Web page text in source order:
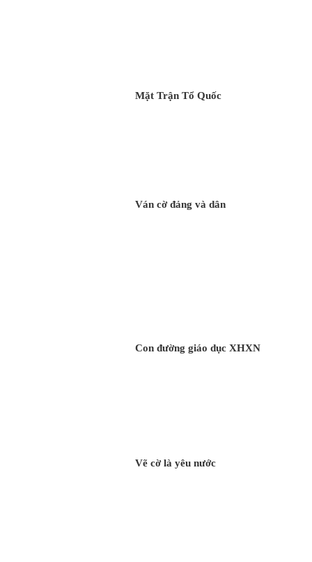
Mặt Trận Tổ Quốc
Ván cờ đảng và dân
Con đường giáo dục XHXN
Vẽ cờ là yêu nước